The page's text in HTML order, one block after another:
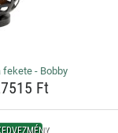
fekete - Bobby
Ft